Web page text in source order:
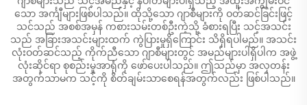
သော အင်္ကျီများဖြစ်ပါသည်။ ထိုသို့သော ဂျာစီများကို ဝတ်ဆင်ခြင်းဖြင့်
သင်သည် အစစ်အမှန် ကစားသမ်းတစ်ဦးကဲ့သို့ ခံစားရပြီး သင့်အသင်း
သည် အခြားအသင်းများထက် ကွဲပြားမှုရှိကြောင်း သိရှိရပါမည်။ အသင်း
လုံးဝတ်ဆင်သည့် ကိုက်ညီသော ဂျာစီများတွင် အမည်များပါရှိပါက အဖွဲ့
လုံးဆိုင်ရာ စုစည်းမှုအာရုံကို ဖော်ပေးပါသည်။ ဤသည်မှာ အလှတန်း
အတွက်သာမက သင့်ကို စိတ်ချမ်းသာစေရန်အတွက်လည်း ဖြစ်ပါသည်။